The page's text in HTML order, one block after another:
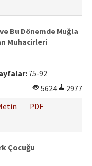
Bu Dönemde Muğla
Muhacirleri
75-92
5624
2977
PDF
Çocuğu